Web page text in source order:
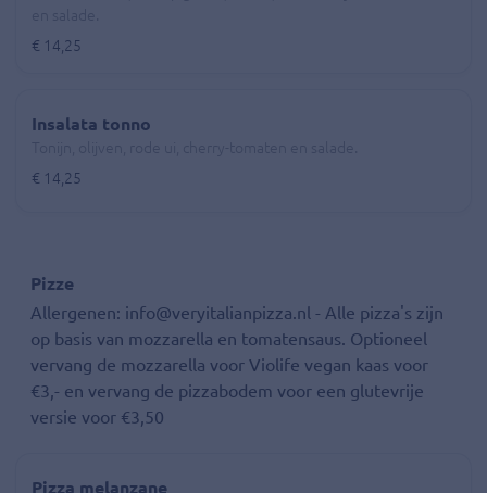
€ 14,25
Insalata tonno
€ 14,25
Pizze
Allergenen: info@veryitalianpizza.nl - Alle pizza's zijn
op basis van mozzarella en tomatensaus. Optioneel
vervang de mozzarella voor Violife vegan kaas voor
€3,- en vervang de pizzabodem voor een glutevrije
versie voor €3,50
Pizza melanzane